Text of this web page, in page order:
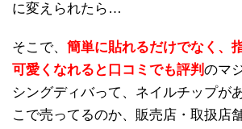
に変えられたら…
そこで、 簡単に貼れるだけでなく、
可愛くなれると口コミでも評判のマ
シングディバって、ネイルチップが
こで売ってるのか、販売店・取扱店